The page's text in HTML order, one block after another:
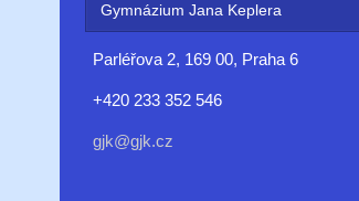
Gymnázium Jana Keplera
Parléřova 2, 169 00, Praha 6
+420 233 352 546
gjk@gjk.cz